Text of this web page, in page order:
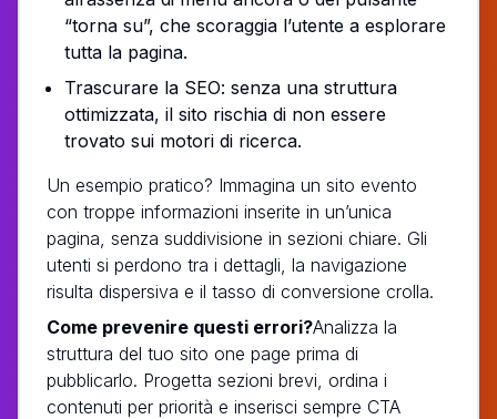
“torna su”, che scoraggia l’utente a esplorare
tutta la pagina.
Trascurare la SEO: senza una struttura
ottimizzata, il sito rischia di non essere
trovato sui motori di ricerca.
Un esempio pratico? Immagina un sito evento
con troppe informazioni inserite in un’unica
pagina, senza suddivisione in sezioni chiare. Gli
utenti si perdono tra i dettagli, la navigazione
risulta dispersiva e il tasso di conversione crolla.
Come prevenire questi errori?Analizza la
struttura del tuo sito one page prima di
pubblicarlo. Progetta sezioni brevi, ordina i
contenuti per priorità e inserisci sempre CTA